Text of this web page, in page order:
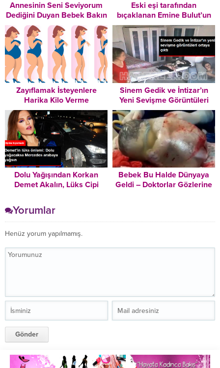
Annesinin Seni Seviyorum
Dediğini Duyan Bebek Bakın
Nasıl Duygulandı
Eski eşi tarafından
bıçaklanan Emine Bulut’un
son görüntüsü ortaya çıktı:
Ölmek istemiyorum
Zayıflamak İsteyenlere
Harika Kilo Verme
Tavsiyeleri – Mutlaka
Okuyun!
Sinem Gedik ve İntizar’ın
Yeni Sevişme Görüntüleri
Ortaya Çıktı
Dolu Yağışından Korkan
Demet Akalın, Lüks Cipi
Yarışmasından Kazandığı
Arabayı Kullandı
Bebek Bu Halde Dünyaya
Geldi – Doktorlar Gözlerine
Yorumlar
Henüz yorum yapılmamış.